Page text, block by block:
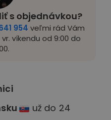
s objednávkou?
954 veľmi rád Vám
víkendu od 9:00 do
už do 24